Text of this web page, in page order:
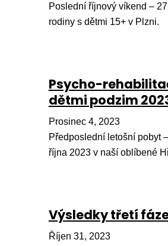
Poslední říjnový víkend –
rodiny s dětmi 15+ v Plzni.
Psycho-
dětmi podzim
Prosinec 4, 2023
Předposlední letošní pobyt
října 2023 v naší oblíbené
Výsledky třetí
Říjen 31, 2023